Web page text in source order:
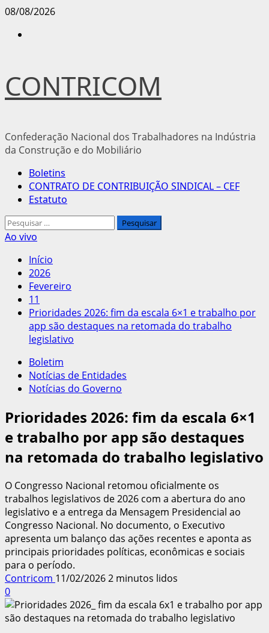
Avançar
08/08/2026
CONTRICOM
Confederação Nacional dos Trabalhadores na Indústria
da Construção e do Mobiliário
Menu
principal
Boletins
CONTRATO DE CONTRIBUIÇÃO SINDICAL – CEF
Estatuto
Pesquisar
por:
Ao vivo
Início
2026
Fevereiro
11
Prioridades 2026: fim da escala 6×1 e trabalho por
app são destaques na retomada do trabalho
legislativo
Boletim
Notícias de Entidades
Notícias do Governo
Prioridades 2026: fim da escala 6×1
e trabalho por app são destaques
na retomada do trabalho legislativo
O Congresso Nacional retomou oficialmente os
trabalhos legislativos de 2026 com a abertura do ano
legislativo e a entrega da Mensagem Presidencial ao
Congresso Nacional. No documento, o Executivo
apresenta um balanço das ações recentes e aponta as
principais prioridades políticas, econômicas e sociais
para o período.
Contricom 11/02/20262 minutos lidos
0